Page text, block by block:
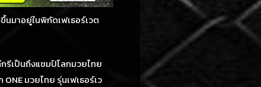
นมาอยู่ในพิกัดเฟเธอร์เวต
รีเป็นถึงแชมป์โลกมวยไทย
มวยไทย รุ่นเฟเธอร์เว